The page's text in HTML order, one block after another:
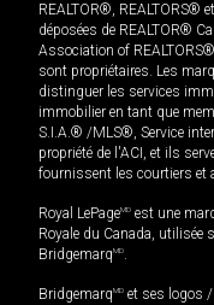
REALTOR®, REALTORS®
déposées de REALTOR®
Association of
sont propriétaires. Les
distinguer les services
immobilier en tant que
S.I.A.® /MLS®, Service
propriété de l'ACI, et ils
fournissent les courtiers et
Royal LePageMD est une
Royale du Canada, utilisée
BridgemarqMD.
BridgemarqMD et ses logos